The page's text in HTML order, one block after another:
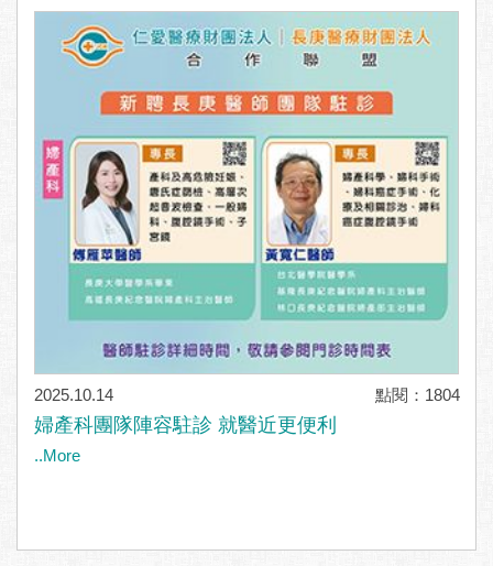
2025.10.14 點閱：1804
婦產科團隊陣容駐診 就醫近更便利
..More